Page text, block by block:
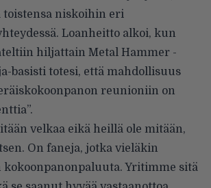
toistensa niskoihin eri
Loanheitto alkoi, kun
hiljattain Metal Hammer -
basisti totesi, että mahdollisuus
reunioniin on
velkaa eikä heillä ole mitään,
On faneja, jotka vieläkin
kokoonpanonpaluuta. Yritimme sitä